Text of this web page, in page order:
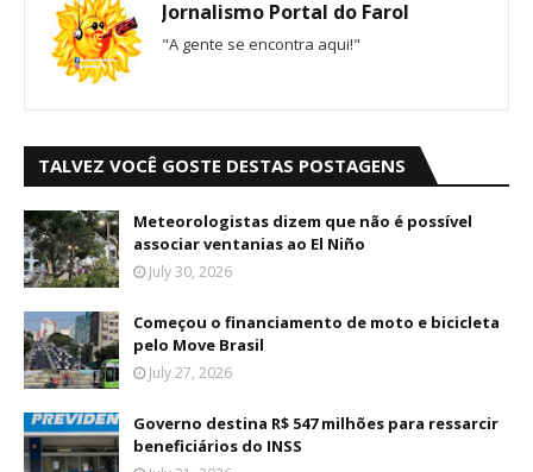
Jornalismo Portal do Farol
"A gente se encontra aqui!"
TALVEZ VOCÊ GOSTE DESTAS POSTAGENS
Meteorologistas dizem que não é possível
associar ventanias ao El Niño
July 30, 2026
Começou o financiamento de moto e bicicleta
pelo Move Brasil
July 27, 2026
Governo destina R$ 547 milhões para ressarcir
beneficiários do INSS